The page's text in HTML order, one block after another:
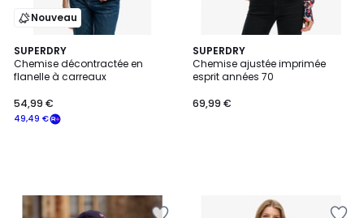
Nouveau
SUPERDRY
Chemise décontractée en
flanelle à carreaux
49,49 €
54,99 €
SUPERDRY
Chemise ajustée imprimée
esprit années 70
69,99 €